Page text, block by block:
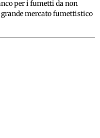
per i fumetti da non
mercato fumettistico